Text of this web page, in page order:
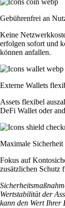
Gebührenfrei an
Keine
erfolgen sofort und
können anfallen.
Externe Wallets
Assets flexibel
DeFi Wallet oder
Maximale Sicherheit
Fokus auf
zusätzlichen Schutz
Wertstabilität der
kann den Wert Ihrer